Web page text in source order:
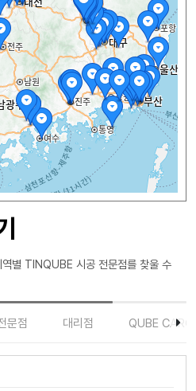
별 TINQUBE 시공 전문점를 찾울 수
문점 대리점 QUBE